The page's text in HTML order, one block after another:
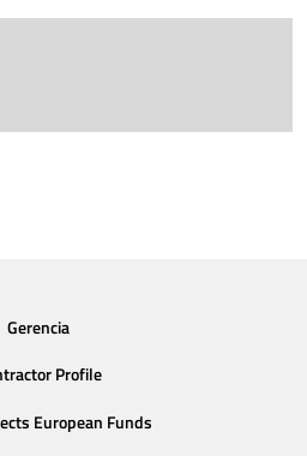
Gerencia
Profile
European Funds